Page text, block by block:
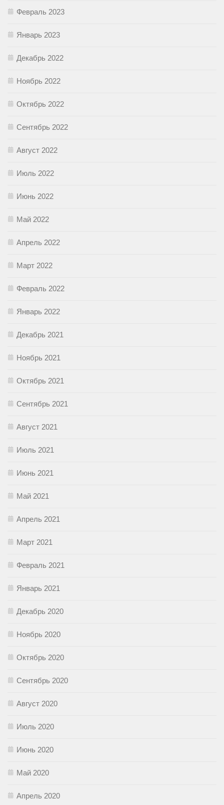
Февраль 2023
Январь 2023
Декабрь 2022
Ноябрь 2022
Октябрь 2022
Сентябрь 2022
Август 2022
Июль 2022
Июнь 2022
Май 2022
Апрель 2022
Март 2022
Февраль 2022
Январь 2022
Декабрь 2021
Ноябрь 2021
Октябрь 2021
Сентябрь 2021
Август 2021
Июль 2021
Июнь 2021
Май 2021
Апрель 2021
Март 2021
Февраль 2021
Январь 2021
Декабрь 2020
Ноябрь 2020
Октябрь 2020
Сентябрь 2020
Август 2020
Июль 2020
Июнь 2020
Май 2020
Апрель 2020